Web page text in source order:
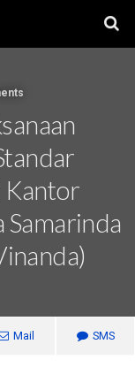
Kantor
Samarinda
Mail SMS